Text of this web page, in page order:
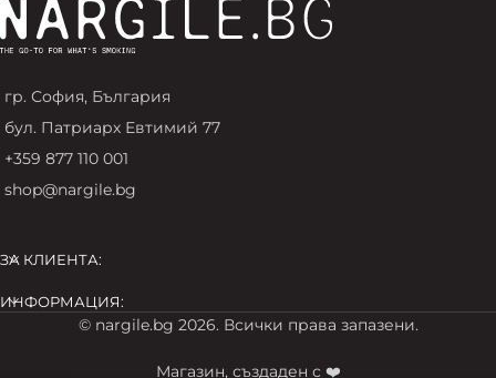
гр. София, България
бул. Патриарх Евтимий 77
+359 877 110 001
shop@nargile.bg
ЗА КЛИЕНТА:
ИНФОРМАЦИЯ:
© nargile.bg 2026. Всички права запазени.
Магазин, създаден с ❤️